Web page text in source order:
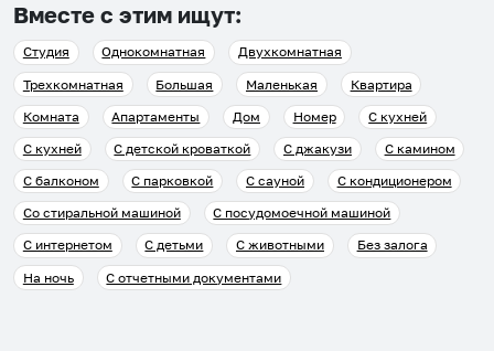
Вместе с этим ищут:
Студия Однокомнатная
Двухкомнатная
Трехкомнатная
Большая Маленькая
Квартира
Комната
Апартаменты Дом Номер
С кухней
С кухней
С детской кроваткой С джакузи
С камином
С балконом
С парковкой С сауной
С кондиционером
Со стиральной машиной
С посудомоечной машиной
С интернетом
С детьми С животными
Без залога
На ночь
С отчетными документами